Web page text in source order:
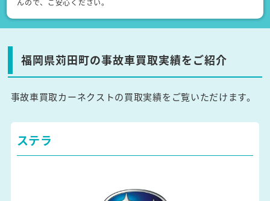
福岡県苅田町の事故車買取実績をご紹介
事故車買取カーネクストの買取実績をご覧いただけます。
ステラ